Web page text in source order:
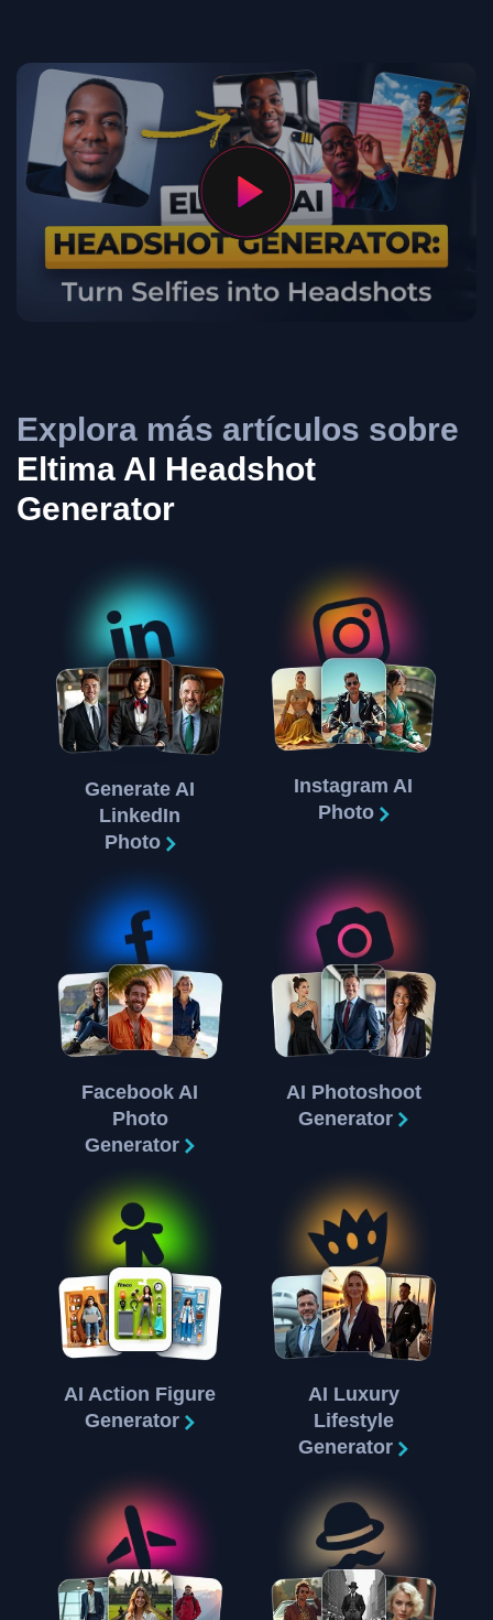
Explora más artículos sobre
Eltima AI Headshot
Generator
Generate AI
LinkedIn
Photo
Instagram AI
Photo
Facebook AI
Photo
Generator
AI Photoshoot
Generator
AI Action Figure
Generator
AI Luxury
Lifestyle
Generator